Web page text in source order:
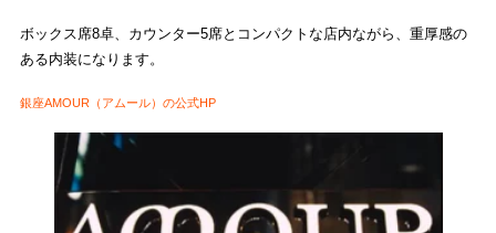
ボックス席8卓、カウンター5席とコンパクトな店内ながら、重厚感の
ある内装になります。
銀座AMOUR（アムール）の公式HP